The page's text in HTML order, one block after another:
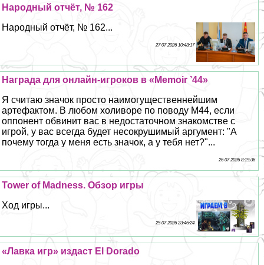
Народный отчёт, № 162
Народный отчёт, № 162...
27 07 2026 10:48:17
Награда для онлайн-игроков в «Memoir ’44»
Я считаю значок просто наимогущественнейшим
артефактом. В любом холиворе по поводу M44, если
оппонент обвинит вас в недостаточном знакомстве с
игрой, у вас всегда будет несокрушимый аргумент: "А
почему тогда у меня есть значок, а у тебя нет?"...
26 07 2026 8:19:36
Tower of Madness. Обзор игры
Ход игры...
25 07 2026 23:46:24
«Лавка игр» издаст El Dorado